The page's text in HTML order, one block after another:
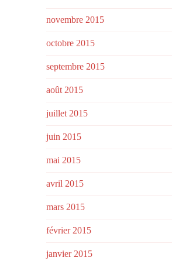
novembre 2015
octobre 2015
septembre 2015
août 2015
juillet 2015
juin 2015
mai 2015
avril 2015
mars 2015
février 2015
janvier 2015